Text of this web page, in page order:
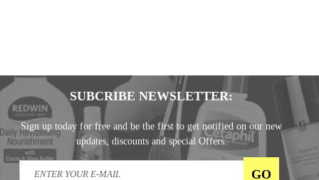
SUBCRIBE NEWSLETTER:
Sign up today for free and be the first to get notified on our new
updates, discounts and special Offers.